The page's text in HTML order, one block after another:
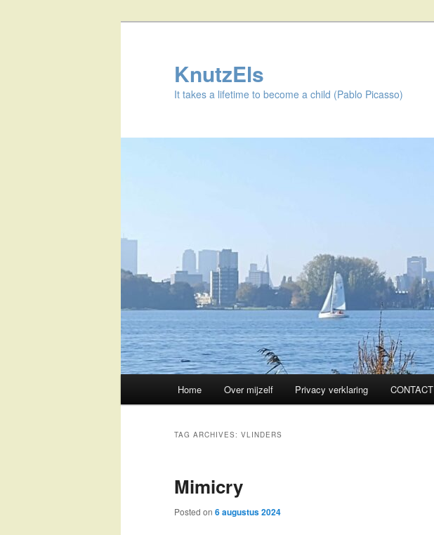
KnutzEls
It takes a lifetime to become a child (Pablo Picasso)
Skip
content
Skip
content
Home Over mijzelf Privacy verklaring CONTACT
TAG ARCHIVES: VLINDERS
Mimicry
Posted on 6 augustus 2024